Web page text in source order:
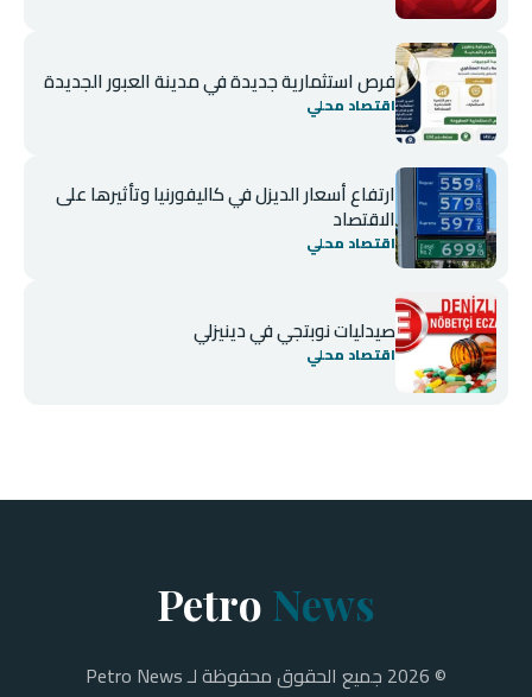
فرص استثمارية جديدة في مدينة العبور الجديدة
اقتصاد محلي
ارتفاع أسعار الديزل في كاليفورنيا وتأثيرها على
الاقتصاد
اقتصاد محلي
صيدليات نوبتجي في دينيزلي
اقتصاد محلي
Petro News
© 2026 جميع الحقوق محفوظة لـ Petro News